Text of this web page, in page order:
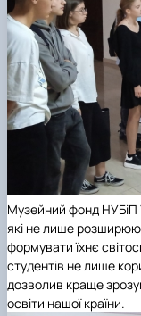
Музейний фонд НУБіП
які не лише
формувати їхнє
студентів не лише
дозволив краще
освіти нашої країни.